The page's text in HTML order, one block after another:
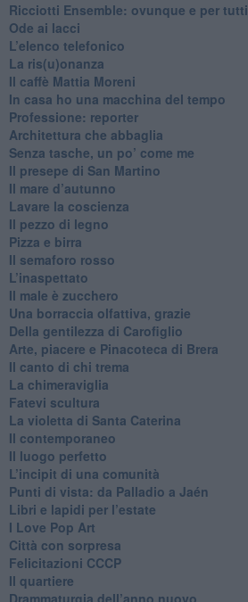
​Ricciotti Ensemble: ovunque e per tutti
Ode ai lacci
​L’elenco telefonico
​La ris(u)onanza
​Il caffè Mattia Moreni
​In casa ho una macchina del tempo
Professione: reporter
Architettura che abbaglia
​Senza tasche, un po’ come me
​Il presepe di San Martino
​Il mare d’autunno
​Lavare la coscienza
​Il pezzo di legno
​Pizza e birra
​Il semaforo rosso
​L’inaspettato
​Il male è zucchero
​Una borraccia olfattiva, grazie
​Della gentilezza di Carofiglio
Arte, piacere e Pinacoteca di Brera
​Il canto di chi trema
La chimeraviglia
​Fatevi scultura
​La violetta di Santa Caterina
​Il contemporaneo
​Il luogo perfetto
​L’incipit di una comunità
Punti di vista: da Palladio a Jaén
​Libri e lapidi per l’estate
​I Love Pop Art
Città con sorpresa
Felicitazioni CCCP
​Il quartiere